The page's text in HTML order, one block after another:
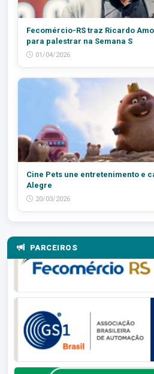
Fecomércio-RS traz Ricardo
para palestrar na Semana S
01/04/2026
Cine Pets une entretenimento e
Alegre
20/03/2026
PARCEIROS